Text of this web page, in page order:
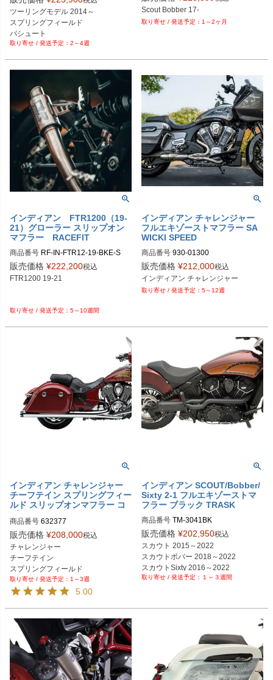
ツーリングモデル 2014～
スプリングフィールド
パシュート
チーフテン
2～4週
Scout Bobber 17-
1～2ヶ月
インディアン FTR1200（19-
21）グローラー スリップオン
マフラー RACEFIT
商品番号 RF-IN-FTR12-19-BKE-S
販売価格 ¥222,200税込
FTR1200 19-21
5～10週間
インディアン チャレンジャー
フルエキゾーストマフラー SA
WICKI SPEED
商品番号 930-01300
販売価格 ¥212,000税込
インディアン チャレンジャー
5～12週
インディアン チャレンジャー
チーフテイン スプリングフィー
ルド スリップオンマフラー コ
商品番号 632377
メーカー型番：5208
販売価格 ¥208,000税込
チャレンジャー
チーフテイン
スプリングフィールド
ロードマスター
1～3週
5.00
インディアン SCOUT/Bobber/
Sixty 2-1 フルエキゾーストマ
フラー ブラック TRASK
商品番号 TM-3041BK
販売価格 ¥202,950税込
スカウト 2015～2022
スカウトボバー 2018～2022
スカウトSixty 2016～2022
１～３週間